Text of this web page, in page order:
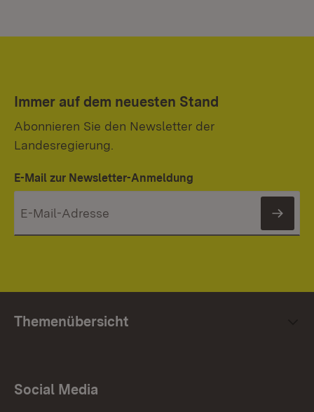
Immer auf dem neuesten Stand
Abonnieren Sie den Newsletter der
Landesregierung.
E-Mail zur Newsletter-Anmeldung
Themenübersicht
Social Media